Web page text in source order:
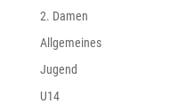
2. Damen
Allgemeines
Jugend
U14